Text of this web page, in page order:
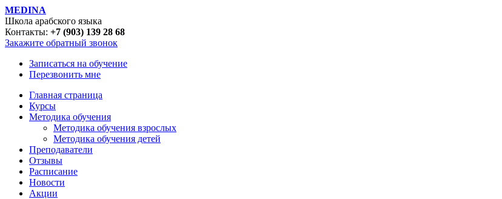
MEDINA
Школа арабского языка
Контакты: +7 (903) 139 28 68
Закажите обратный звонок
Записаться на обучение
Перезвонить мне
Главная страница
Курсы
Методика обучения
Методика обучения взрослых
Методика обучения детей
Преподаватели
Отзывы
Расписание
Новости
Акции